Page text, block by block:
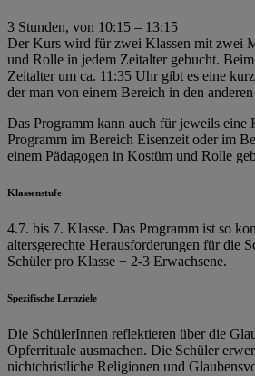
3 Stunden, von 10:15 – 13:15
Der Kurs wird für zwei Klassen mit zwei
und Rolle in jedem Zeitalter gebucht.
Zeitalter um ca. 11:35 Uhr gibt es eine
der man von einem Bereich in den
Das Programm kann auch für jeweils eine
Programm im Bereich Eisenzeit oder im
einem Pädagogen in Kostüm und Rolle
Klassenstufe
4.7. bis 7. Klasse. Das Programm ist so
altersgerechte Herausforderungen für die
Schüler pro Klasse + 2-3 Erwachsene.
Spezifische Lernziele
Die SchülerInnen reflektieren über die
Opferrituale ausmachen. Die Schüler
nichtchristliche Religionen und